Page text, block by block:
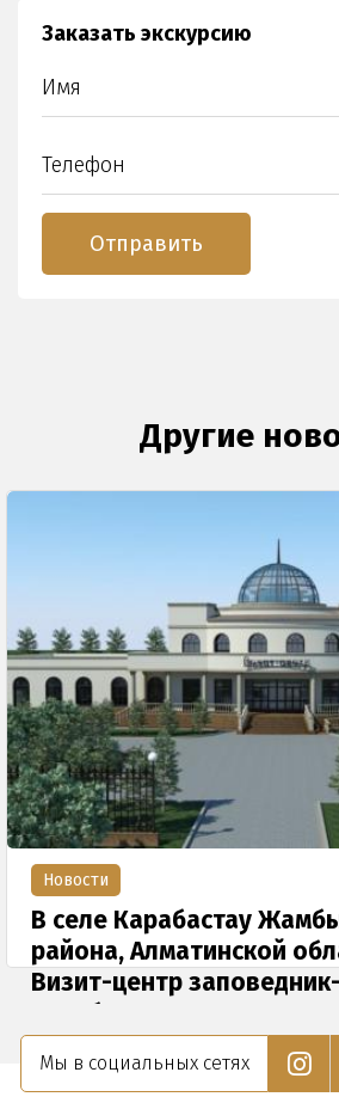
Заказать экскурсию
Другие
Новости
В селе Карабастау
района, Алматинской
Визит-центр
«Танбалы»
21 Мая 2019
Мы в социальных сетях